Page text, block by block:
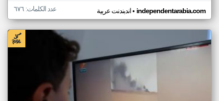
اندبندنت عربية• independentarabia.com عدد الكلمات: ٦٧٦